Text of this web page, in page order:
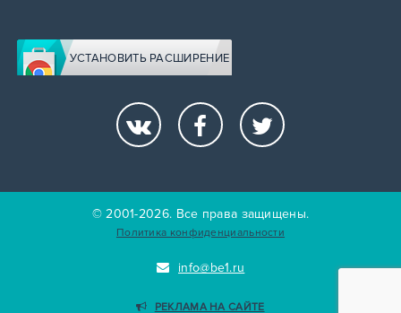
УСТАНОВИТЬ РАСШИРЕНИЕ
© 2001-2026. Все права защищены.
Политика конфиденциальности
info@be1.ru
РЕКЛАМА НА САЙТЕ